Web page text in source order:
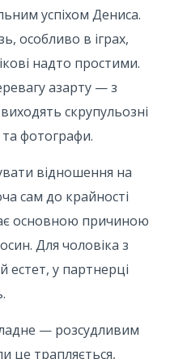
успіхом Дениса.
особливо в іграх,
надто простими.
азарту — з
скрупульозні
фотографи.
відношення на
сам до крайності
основною причиною
Для чоловіка з
у партнерці
— розсудливим
це трапляється,